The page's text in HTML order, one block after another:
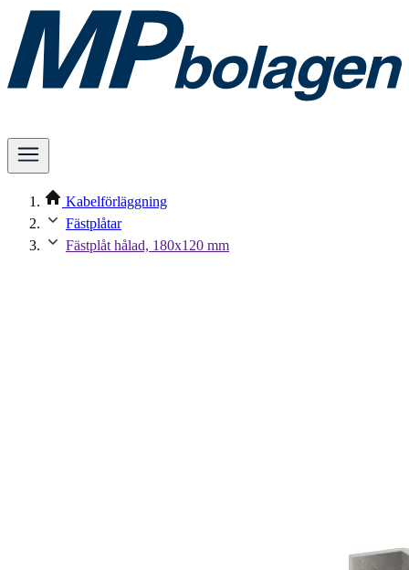
Kabelförläggning
Fästplåtar
Fästplåt hålad, 180x120 mm